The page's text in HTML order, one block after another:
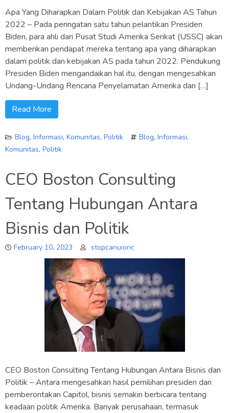
Apa Yang Diharapkan Dalam Politik dan Kebijakan AS Tahun
2022 – Pada peringatan satu tahun pelantikan Presiden
Biden, para ahli dari Pusat Studi Amerika Serikat (USSC) akan
memberikan pendapat mereka tentang apa yang diharapkan
dalam politik dan kebijakan AS pada tahun 2022. Pendukung
Presiden Biden mengandaikan hal itu, dengan mengesahkan
Undang-Undang Rencana Penyelamatan Amerika dan […]
Read More
Blog, Informasi, Komunitas, Politik Blog, Informasi,
Komunitas, Politik
CEO Boston Consulting
Tentang Hubungan Antara
Bisnis dan Politik
February 10, 2023 stopcanuionc
CEO Boston Consulting Tentang Hubungan Antara Bisnis dan
Politik – Antara mengesahkan hasil pemilihan presiden dan
pemberontakan Capitol, bisnis semakin berbicara tentang
keadaan politik Amerika. Banyak perusahaan, termasuk